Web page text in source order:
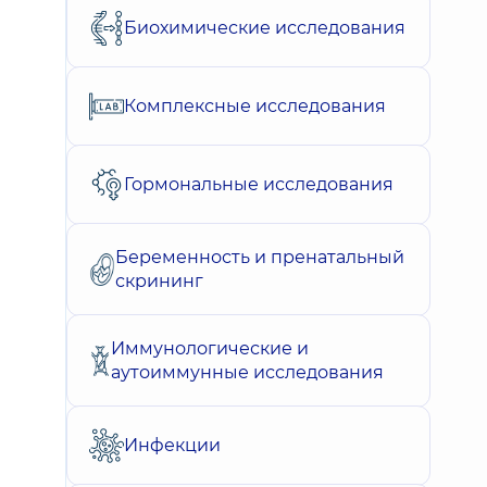
Биохимические исследования
Комплексные исследования
Гормональные исследования
Беременность и пренатальный
скрининг
Иммунологические и
аутоиммунные исследования
Инфекции